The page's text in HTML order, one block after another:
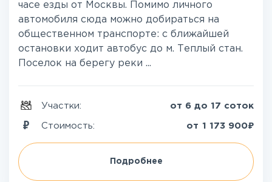
часе езды от Москвы. Помимо личного
автомобиля сюда можно добираться на
общественном транспорте: с ближайшей
остановки ходит автобус до м. Теплый стан.
Поселок на берегу реки ...
Участки: от 6 до 17 соток
Стоимость: от 1 173 900₽
Подробнее